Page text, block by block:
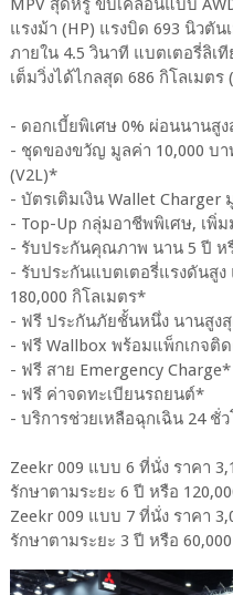
MPV สุดหรู ขับเคลื่อนแบบ
แรงม้า (HP) แรงบิด 693 นิวตัน
ภายใน 4.5 วินาที แบตเตอรี่ลิเ
เต็มวิ่งได้ไกลสุด 686 กิโลเมตร
- ดอกเบี้ยพิเศษ 0% ผ่อนนานสู
- ชุดของขวัญ มูลค่า 10,000 บ
(V2L)*
- บัตรเติมเงิน Wallet Charger
- Top-Up กลุ่มอาชีพพิเศษ, เพิ่
- รับประกันคุณภาพ นาน 5 ปี ห
- รับประกันแบตเตอรี่แรงดันสู
180,000 กิโลเมตร*
- ฟรี ประกันภัยชั้นหนึ่ง นานสูง
- ฟรี Wallbox พร้อมแพ็กเกจติ
- ฟรี สาย Emergency Charge*
- ฟรี ค่าจดทะเบียนรถยนต์*
- บริการช่วยเหลือฉุกเฉิน 24 ชั่
Zeekr 009 แบบ 6 ที่นั่ง ราคา
รักษาตามระยะ 6 ปี หรือ
Zeekr 009 แบบ 7 ที่นั่ง ราคา
รักษาตามระยะ 3 ปี หรือ